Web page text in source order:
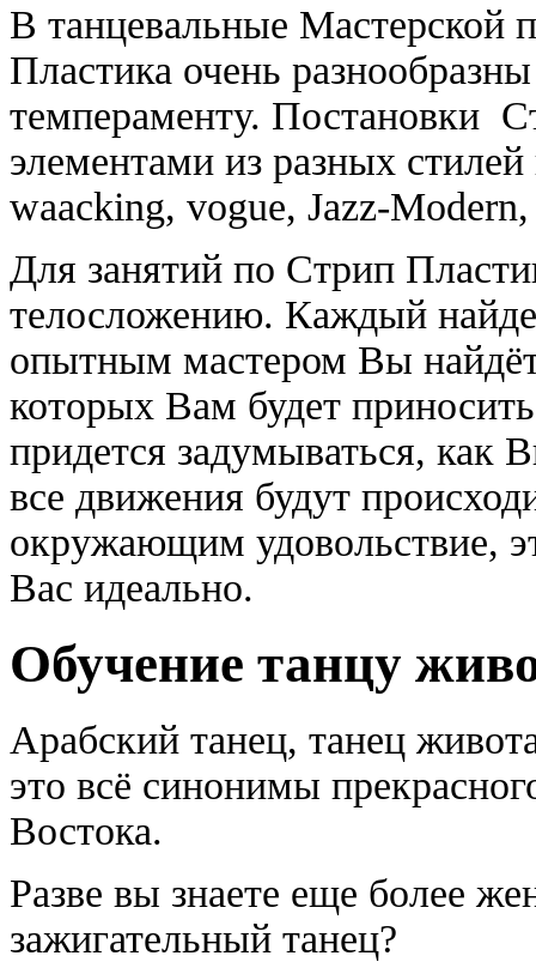
В танцевальные Мастерской
Пластика очень
темпераменту. Постановки
элементами из разных
waacking, vogue, Jazz-
Для занятий по Стрип
телосложению. Каждый
опытным мастером Вы
которых Вам будет
придется задумываться, как
все движения будут
окружающим удовольствие,
Вас идеально.
Обучение танцу
Арабский танец, танец
это всё синонимы
Востока.
Разве вы знаете еще более
зажигательный танец?